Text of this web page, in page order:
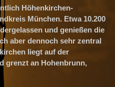
Höhenkirchen-
München. Etwa 10.200
und genießen die
aber dennoch sehr zentral
liegt auf der
grenzt an Hohenbrunn,